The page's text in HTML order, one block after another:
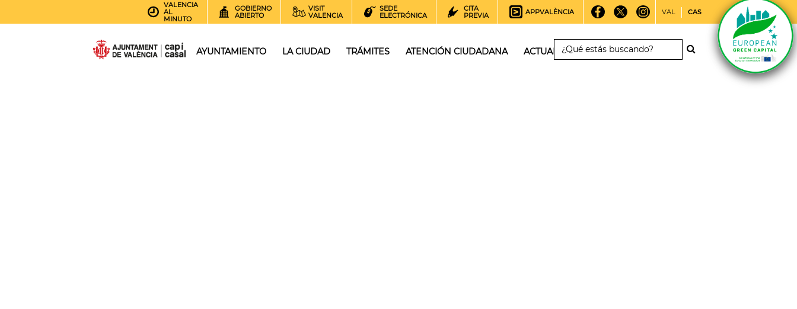
VALENCIA
AL
MINUTO
GOBIERNO
ABIERTO
VISIT
VALENCIA
SEDE
ELECTRÓNICA
CITA
PREVIA
APPVALÈNCIA VAL CAS
AYUNTAMIENTO LA CIUDAD TRÁMITES ATENCIÓN CIUDADANA ACTUALIDAD